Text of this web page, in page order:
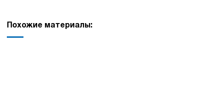
Похожие материалы: